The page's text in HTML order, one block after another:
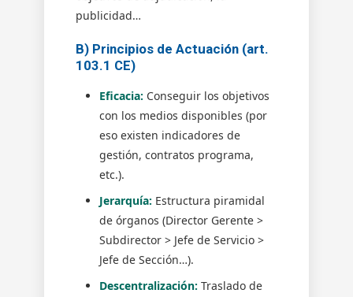
publicidad…
B) Principios de Actuación (art.
103.1 CE)
Eficacia: Conseguir los objetivos
con los medios disponibles (por
eso existen indicadores de
gestión, contratos programa,
etc.).
Jerarquía: Estructura piramidal
de órganos (Director Gerente >
Subdirector > Jefe de Servicio >
Jefe de Sección…).
Descentralización: Traslado de